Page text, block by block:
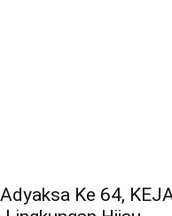
Ke 64,